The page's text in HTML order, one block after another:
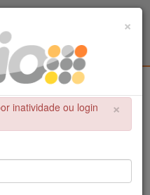
×
OPERAÇÃO
ou login não
×
×
inatividade ou login